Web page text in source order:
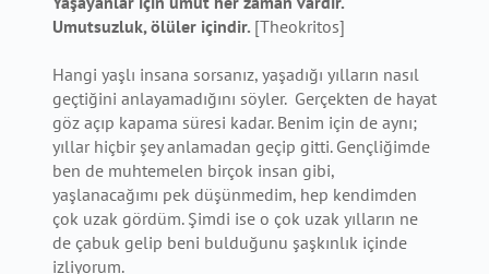
Umutsuzluk, ölüler içindir. [Theokritos]
Hangi yaşlı insana sorsanız, yaşadığı yılların nasıl
geçtiğini anlayamadığını söyler. Gerçekten de hayat
göz açıp kapama süresi kadar. Benim için de aynı;
yıllar hiçbir şey anlamadan geçip gitti. Gençliğimde
ben de muhtemelen birçok insan gibi,
yaşlanacağımı pek düşünmedim, hep kendimden
çok uzak gördüm. Şimdi ise o çok uzak yılların ne
de çabuk gelip beni bulduğunu şaşkınlık içinde
izliyorum.